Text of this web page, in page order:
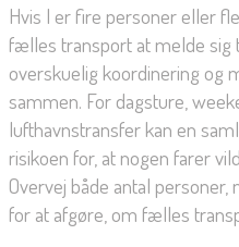
Hvis I er fire personer eller
fælles transport at melde
overskuelig koordinering og
sammen. For dagsture,
lufthavnstransfer kan en
risikoen for, at nogen farer
Overvej både antal
for at afgøre, om fælles